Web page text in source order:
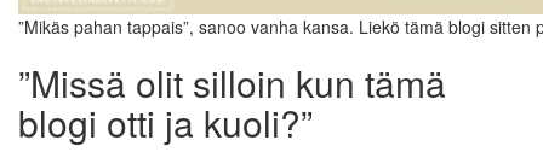
”Mikäs pahan tappais”, sanoo vanha kansa. Liekö tämä blogi
”Missä olit silloin kun tämä
blogi otti ja kuoli?”